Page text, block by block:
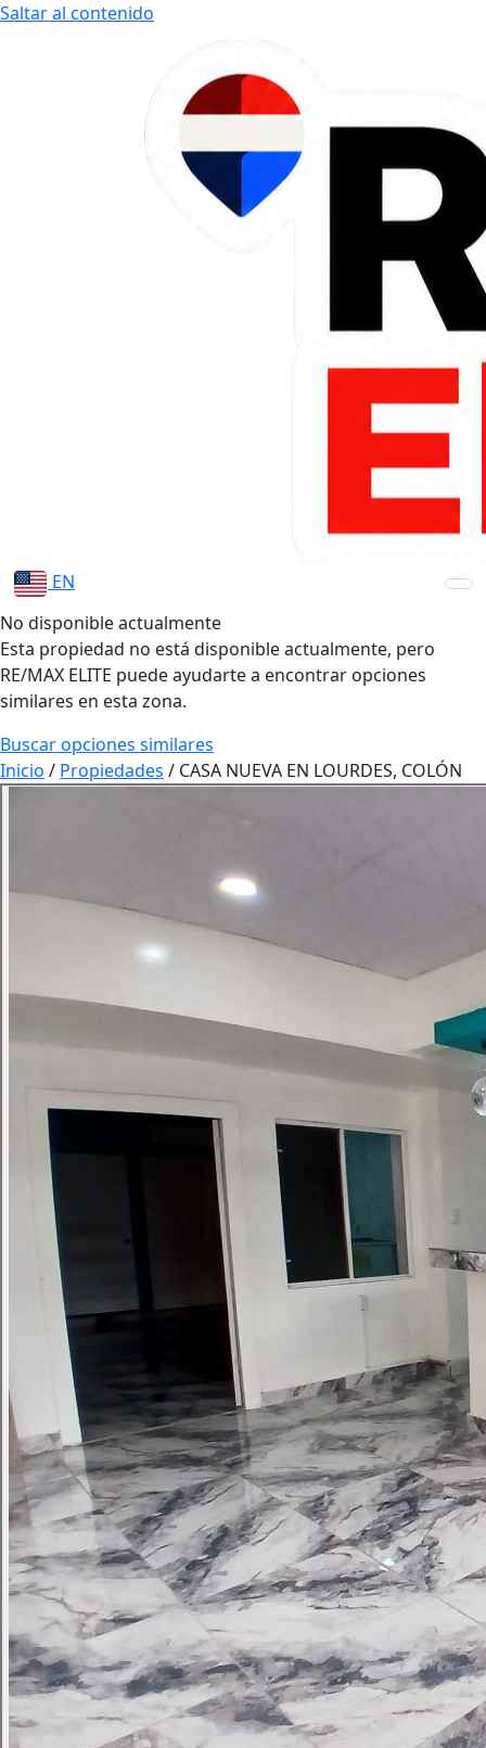
Saltar al contenido
EN
No disponible actualmente
Esta propiedad no está disponible actualmente, pero
RE/MAX ELITE puede ayudarte a encontrar opciones
similares en esta zona.
Buscar opciones similares
Inicio / Propiedades / CASA NUEVA EN LOURDES, COLÓN